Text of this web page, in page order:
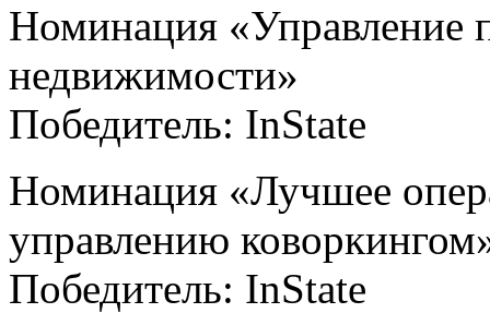
Номинация «Управление
недвижимости»
Победитель: InState
Номинация «Лучшее
управлению
Победитель: InState